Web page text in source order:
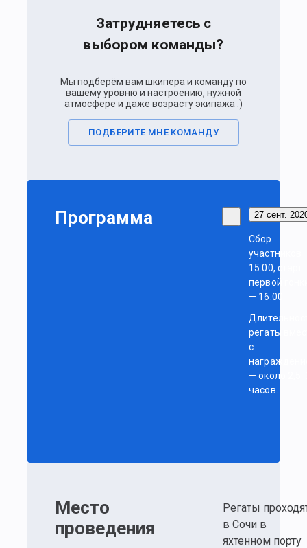
Затрудняетесь с
выбором команды?
Мы подберём вам шкипера и команду по
вашему уровню и настроению, нужной
атмосфере и даже возрасту экипажа :)
ПОДБЕРИТЕ МНЕ КОМАНДУ
Программа 27 сент.
Сбор
участников
15.00, старт
первой
— 16.00.
регаты
с
— около 2,5-
часов.
Место
проведения
Регаты
в Сочи в
яхтенном порту